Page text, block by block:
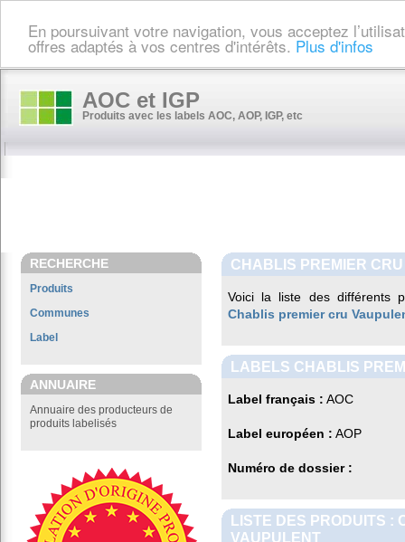
En poursuivant votre navigation, vous acceptez
offres adaptés à vos centres d'intérêts. Plus d'infos
AOC et IGP
Produits avec les labels AOC, AOP, IGP, etc
RECHERCHE
Produits
Communes
Label
ANNUAIRE
Annuaire des producteurs de
produits labelisés
CHABLIS PREMIER
Voici la liste des différents
Chablis premier cru
LABELS CHABLIS
Label français : AOC
Label européen : AOP
Numéro de dossier :
LISTE DES PRODUITS :
VAUPULENT